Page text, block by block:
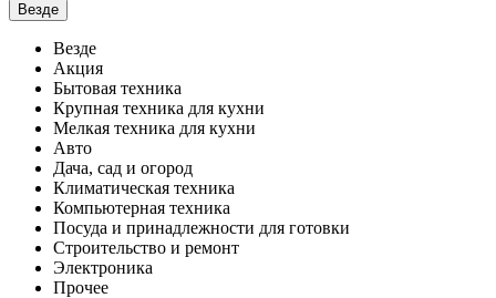
Везде
Везде
Акция
Бытовая техника
Крупная техника для кухни
Мелкая техника для кухни
Авто
Дача, сад и огород
Климатическая техника
Компьютерная техника
Посуда и принадлежности для готовки
Строительство и ремонт
Электроника
Прочее